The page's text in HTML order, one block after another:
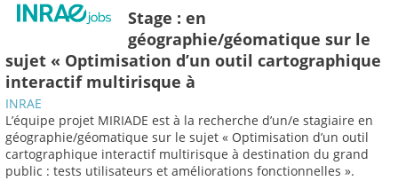
Stage : en
géographie/géomatique sur le
sujet « Optimisation d’un outil cartographique
interactif multirisque à
INRAE
L’équipe projet MIRIADE est à la recherche d’un/e stagiaire en
géographie/géomatique sur le sujet « Optimisation d’un outil
cartographique interactif multirisque à destination du grand
public : tests utilisateurs et améliorations fonctionnelles ».